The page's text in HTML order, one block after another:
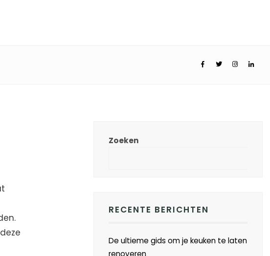
Zoeken
RECENTE BERICHTEN
De ultieme gids om je keuken te laten
renoveren